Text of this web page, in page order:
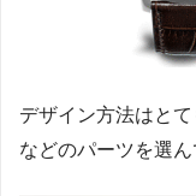
デザイン方法はと
などのパーツを選ん